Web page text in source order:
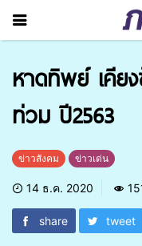
หาดทิพย์ เคีย
ท่วม ปี2563
ข่าวสังคม ข่าวเด่น
14 ธ.ค. 2020
share tweet